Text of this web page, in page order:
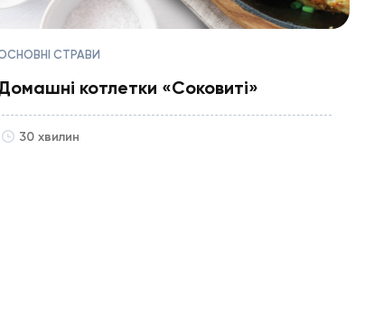
СТРАВИ
котлетки «Соковиті»
30 хвилин